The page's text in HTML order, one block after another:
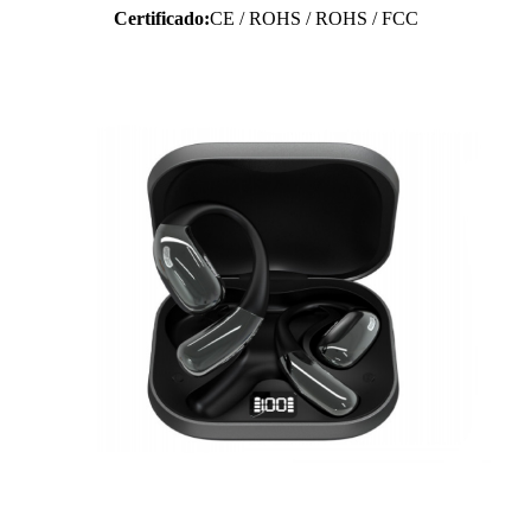
Certificado:CE / ROHS / ROHS / FCC